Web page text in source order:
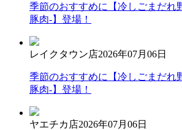
季節のおすすめに【冷しごまだれ
豚肉-】登場！
レイクタウン店2026年07月06日
季節のおすすめに【冷しごまだれ
豚肉-】登場！
ヤエチカ店2026年07月06日